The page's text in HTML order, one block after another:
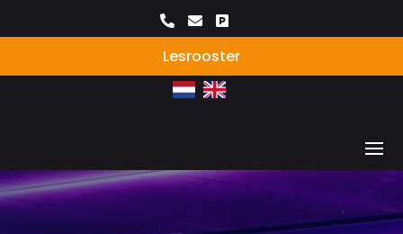
  
Lesrooster